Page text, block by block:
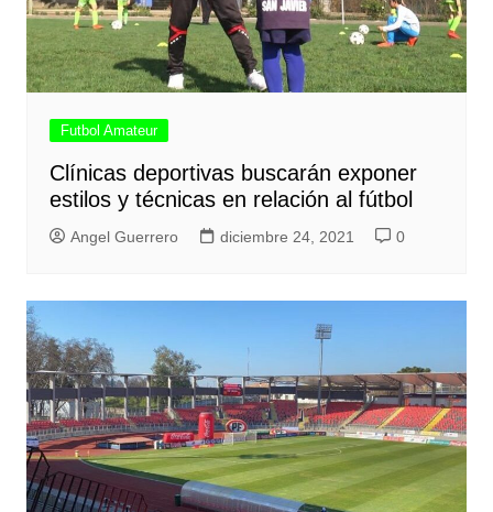
Futbol Amateur
Clínicas deportivas buscarán exponer
estilos y técnicas en relación al fútbol
Angel Guerrero diciembre 24, 2021 0